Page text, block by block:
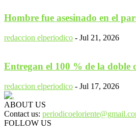
Hombre fue asesinado en el
redaccion elperiodico - Jul 21, 2026
Entregan el 100 % de la doble
redaccion elperiodico - Jul 17, 2026
ABOUT US
Contact us:
FOLLOW US